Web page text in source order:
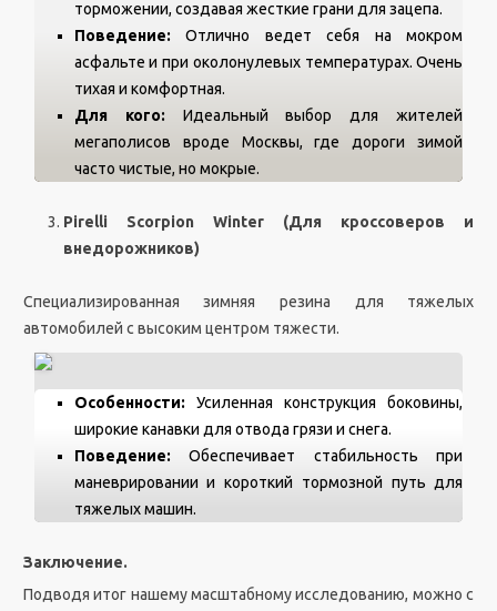
торможении, создавая жесткие грани для зацепа.
Поведение:Отлично ведет себя на мокром
асфальте и при околонулевых температурах. Очень
тихая и комфортная.
Для кого:Идеальный выбор для жителей
мегаполисов вроде Москвы, где дороги зимой
часто чистые, но мокрые.
Pirelli Scorpion Winter (Для кроссоверов и
внедорожников)
Специализированная зимняя резина для тяжелых
автомобилей с высоким центром тяжести.
Особенности: Усиленная конструкция боковины,
широкие канавки для отвода грязи и снега.
Поведение:Обеспечивает стабильность при
маневрировании и короткий тормозной путь для
тяжелых машин.
Заключение.
Подводя итог нашему масштабному исследованию, можно с